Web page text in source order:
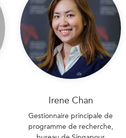
Irene Chan
Gestionnaire principale de
programme de recherche,